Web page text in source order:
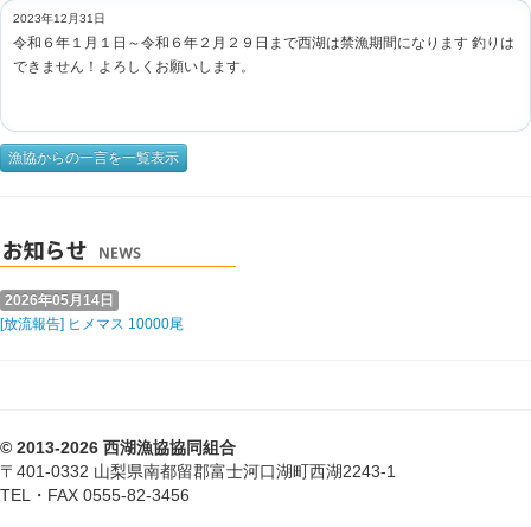
2023年12月31日
令和６年１月１日～令和６年２月２９日まで西湖は禁漁期間になります 釣りは
できません！よろしくお願いします。
漁協からの一言を一覧表示
2026年05月14日
[放流報告] ヒメマス 10000尾
© 2013-2026 西湖漁協協同組合
〒401-0332 山梨県南都留郡富士河口湖町西湖2243-1
TEL・FAX 0555-82-3456